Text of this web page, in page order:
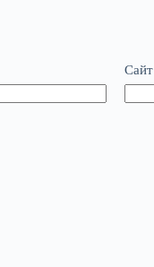
Сайт